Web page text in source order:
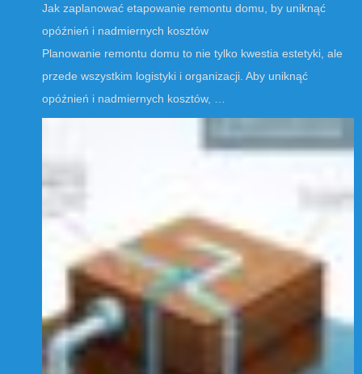
Jak zaplanować etapowanie remontu domu, by uniknąć
opóźnień i nadmiernych kosztów
Planowanie remontu domu to nie tylko kwestia estetyki, ale
przede wszystkim logistyki i organizacji. Aby uniknąć
opóźnień i nadmiernych kosztów, …